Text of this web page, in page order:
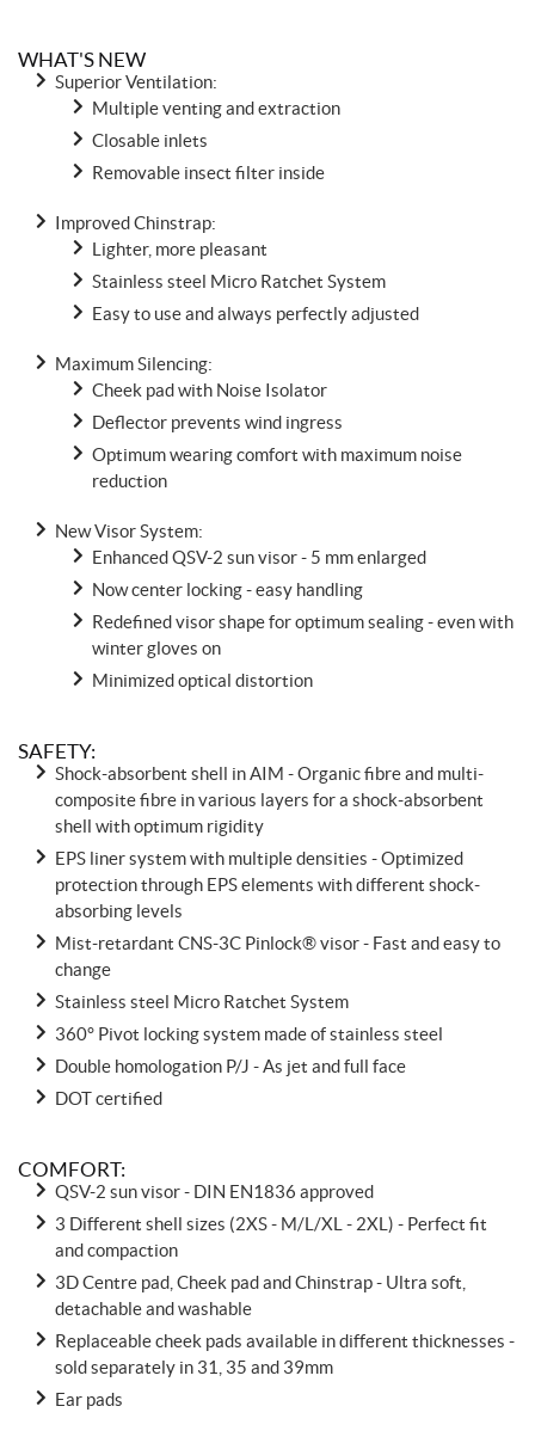
WHAT'S NEW
Superior Ventilation:
Multiple venting and extraction
Closable inlets
Removable insect filter inside
Improved Chinstrap:
Lighter, more pleasant
Stainless steel Micro Ratchet System
Easy to use and always perfectly adjusted
Maximum Silencing:
Cheek pad with Noise Isolator
Deflector prevents wind ingress
Optimum wearing comfort with maximum noise
reduction
New Visor System:
Enhanced QSV-2 sun visor - 5 mm enlarged
Now center locking - easy handling
Redefined visor shape for optimum sealing - even with
winter gloves on
Minimized optical distortion
SAFETY:
Shock-absorbent shell in AIM - Organic fibre and multi-
composite fibre in various layers for a shock-absorbent
shell with optimum rigidity
EPS liner system with multiple densities - Optimized
protection through EPS elements with different shock-
absorbing levels
Mist-retardant CNS-3C Pinlock® visor - Fast and easy to
change
Stainless steel Micro Ratchet System
360° Pivot locking system made of stainless steel
Double homologation P/J - As jet and full face
DOT certified
COMFORT:
QSV-2 sun visor - DIN EN1836 approved
3 Different shell sizes (2XS - M/L/XL - 2XL) - Perfect fit
and compaction
3D Centre pad, Cheek pad and Chinstrap - Ultra soft,
detachable and washable
Replaceable cheek pads available in different thicknesses -
sold separately in 31, 35 and 39mm
Ear pads